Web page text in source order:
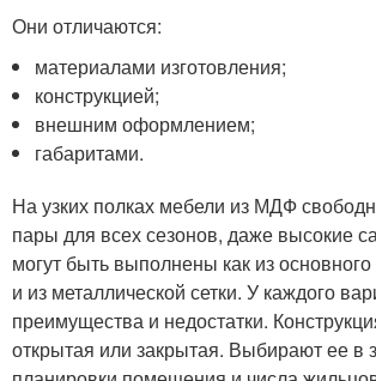
Они отличаются:
материалами изготовления;
конструкцией;
внешним оформлением;
габаритами.
На узких полках мебели из МДФ
пары для всех сезонов, даже высокие
могут быть выполнены как из
и из металлической сетки. У каждого
преимущества и недостатки.
открытая или закрытая. Выбирают ее в